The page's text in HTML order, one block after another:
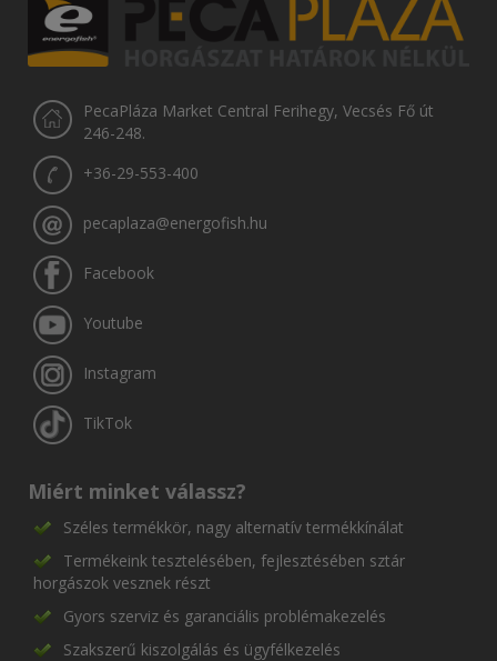
PecaPláza Market Central Ferihegy, Vecsés Fő út
246-248.
+36-29-553-400
pecaplaza@energofish.hu
Facebook
Youtube
Instagram
TikTok
Miért minket válassz?
Széles termékkör, nagy alternatív termékkínálat
Termékeink tesztelésében, fejlesztésében sztár
horgászok vesznek részt
Gyors szerviz és garanciális problémakezelés
Szakszerű kiszolgálás és ügyfélkezelés